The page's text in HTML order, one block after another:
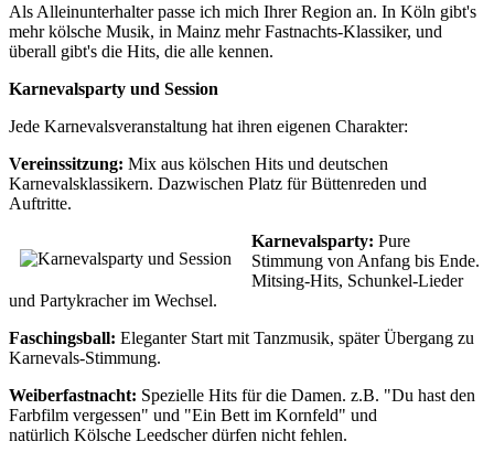
Als Alleinunterhalter passe ich mich Ihrer Region an. In Köln gibt's
mehr kölsche Musik, in Mainz mehr Fastnachts-Klassiker, und
überall gibt's die Hits, die alle kennen.
Karnevalsparty und Session
Jede Karnevalsveranstaltung hat ihren eigenen Charakter:
Vereinssitzung: Mix aus kölschen Hits und deutschen
Karnevalsklassikern. Dazwischen Platz für Büttenreden und
Auftritte.
Karnevalsparty: Pure
Stimmung von Anfang bis Ende.
Mitsing-Hits, Schunkel-Lieder
und Partykracher im Wechsel.
Faschingsball: Eleganter Start mit Tanzmusik, später Übergang zu
Karnevals-Stimmung.
Weiberfastnacht: Spezielle Hits für die Damen. z.B. "Du hast den
Farbfilm vergessen" und "Ein Bett im Kornfeld" und
natürlich Kölsche Leedscher dürfen nicht fehlen.